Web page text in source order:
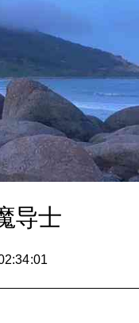
导士